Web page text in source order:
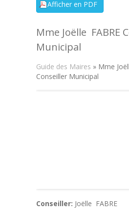
Mme Joëlle FABRE
Municipal
Guide des Maires » Mme
Conseiller Municipal
Conseiller: Joëlle FABRE